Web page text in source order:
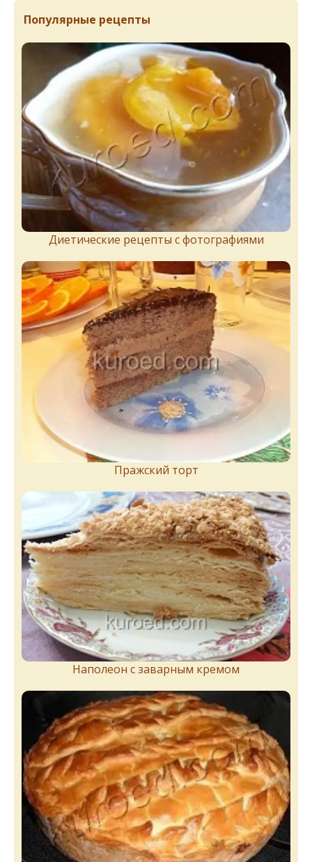
Популярные рецепты
Диетические рецепты с фотографиями
Пражский торт
Наполеон с заварным кремом